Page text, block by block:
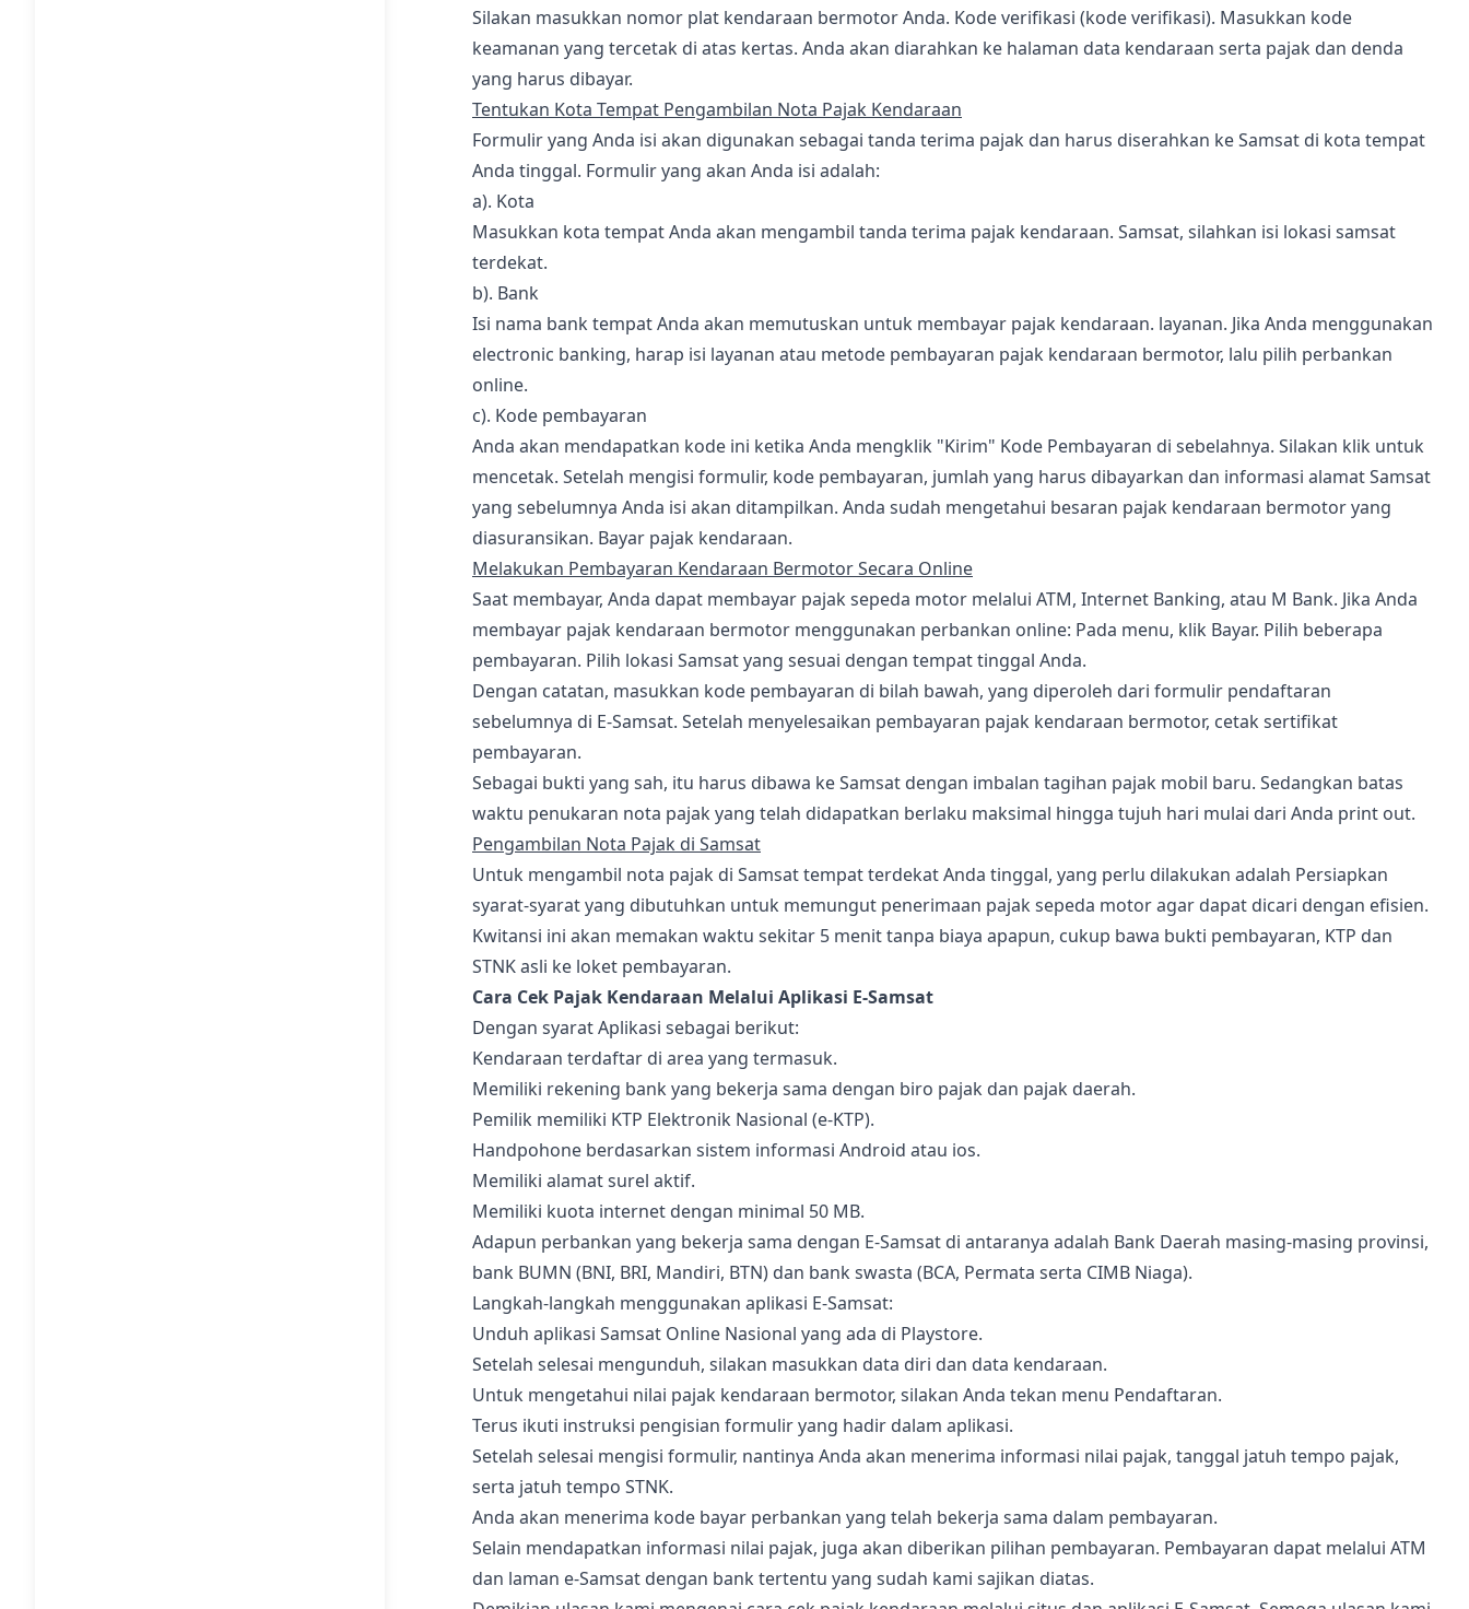
Silakan masukkan nomor plat kendaraan bermotor Anda. Kode verifikasi (kode verifikasi). Masukkan kode
keamanan yang tercetak di atas kertas. Anda akan diarahkan ke halaman data kendaraan serta pajak dan denda
yang harus dibayar.
Tentukan Kota Tempat Pengambilan Nota Pajak Kendaraan
Formulir yang Anda isi akan digunakan sebagai tanda terima pajak dan harus diserahkan ke Samsat di kota tempat
Anda tinggal. Formulir yang akan Anda isi adalah:
a). Kota
Masukkan kota tempat Anda akan mengambil tanda terima pajak kendaraan. Samsat, silahkan isi lokasi samsat
terdekat.
b). Bank
Isi nama bank tempat Anda akan memutuskan untuk membayar pajak kendaraan. layanan. Jika Anda menggunakan
electronic banking, harap isi layanan atau metode pembayaran pajak kendaraan bermotor, lalu pilih perbankan
online.
c). Kode pembayaran
Anda akan mendapatkan kode ini ketika Anda mengklik "Kirim" Kode Pembayaran di sebelahnya. Silakan klik untuk
mencetak. Setelah mengisi formulir, kode pembayaran, jumlah yang harus dibayarkan dan informasi alamat Samsat
yang sebelumnya Anda isi akan ditampilkan. Anda sudah mengetahui besaran pajak kendaraan bermotor yang
diasuransikan. Bayar pajak kendaraan.
Melakukan Pembayaran Kendaraan Bermotor Secara Online
Saat membayar, Anda dapat membayar pajak sepeda motor melalui ATM, Internet Banking, atau M Bank. Jika Anda
membayar pajak kendaraan bermotor menggunakan perbankan online: Pada menu, klik Bayar. Pilih beberapa
pembayaran. Pilih lokasi Samsat yang sesuai dengan tempat tinggal Anda.
Dengan catatan, masukkan kode pembayaran di bilah bawah, yang diperoleh dari formulir pendaftaran
sebelumnya di E-Samsat. Setelah menyelesaikan pembayaran pajak kendaraan bermotor, cetak sertifikat
pembayaran.
Sebagai bukti yang sah, itu harus dibawa ke Samsat dengan imbalan tagihan pajak mobil baru. Sedangkan batas
waktu penukaran nota pajak yang telah didapatkan berlaku maksimal hingga tujuh hari mulai dari Anda print out.
Pengambilan Nota Pajak di Samsat
Untuk mengambil nota pajak di Samsat tempat terdekat Anda tinggal, yang perlu dilakukan adalah Persiapkan
syarat-syarat yang dibutuhkan untuk memungut penerimaan pajak sepeda motor agar dapat dicari dengan efisien.
Kwitansi ini akan memakan waktu sekitar 5 menit tanpa biaya apapun, cukup bawa bukti pembayaran, KTP dan
STNK asli ke loket pembayaran.
Cara Cek Pajak Kendaraan Melalui Aplikasi E-Samsat
Dengan syarat Aplikasi sebagai berikut:
Kendaraan terdaftar di area yang termasuk.
Memiliki rekening bank yang bekerja sama dengan biro pajak dan pajak daerah.
Pemilik memiliki KTP Elektronik Nasional (e-KTP).
Handpohone berdasarkan sistem informasi Android atau ios.
Memiliki alamat surel aktif.
Memiliki kuota internet dengan minimal 50 MB.
Adapun perbankan yang bekerja sama dengan E-Samsat di antaranya adalah Bank Daerah masing-masing provinsi,
bank BUMN (BNI, BRI, Mandiri, BTN) dan bank swasta (BCA, Permata serta CIMB Niaga).
Langkah-langkah menggunakan aplikasi E-Samsat:
Unduh aplikasi Samsat Online Nasional yang ada di Playstore.
Setelah selesai mengunduh, silakan masukkan data diri dan data kendaraan.
Untuk mengetahui nilai pajak kendaraan bermotor, silakan Anda tekan menu Pendaftaran.
Terus ikuti instruksi pengisian formulir yang hadir dalam aplikasi.
Setelah selesai mengisi formulir, nantinya Anda akan menerima informasi nilai pajak, tanggal jatuh tempo pajak,
serta jatuh tempo STNK.
Anda akan menerima kode bayar perbankan yang telah bekerja sama dalam pembayaran.
Selain mendapatkan informasi nilai pajak, juga akan diberikan pilihan pembayaran. Pembayaran dapat melalui ATM
dan laman e-Samsat dengan bank tertentu yang sudah kami sajikan diatas.